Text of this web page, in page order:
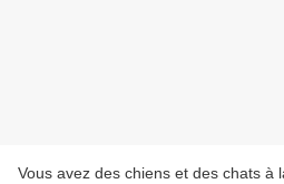
Vous avez des chiens et des chats à